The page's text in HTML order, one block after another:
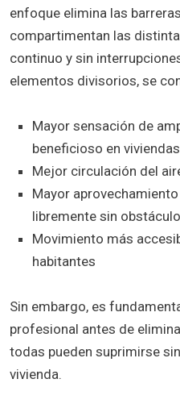
enfoque elimina las
compartimentan las
continuo y sin
elementos divisorios, se
Mayor sensación de
beneficioso en
Mejor circulación del
Mayor
libremente sin
Movimiento más
habitantes
Sin embargo, es
profesional antes de
todas pueden suprimirse
vivienda.